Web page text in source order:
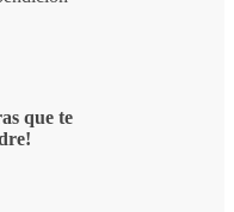
que te